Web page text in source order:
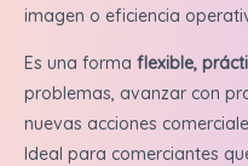
imagen o eficiencia
Es una forma flexible,
problemas, avanzar con
nuevas acciones
Ideal para comerciantes